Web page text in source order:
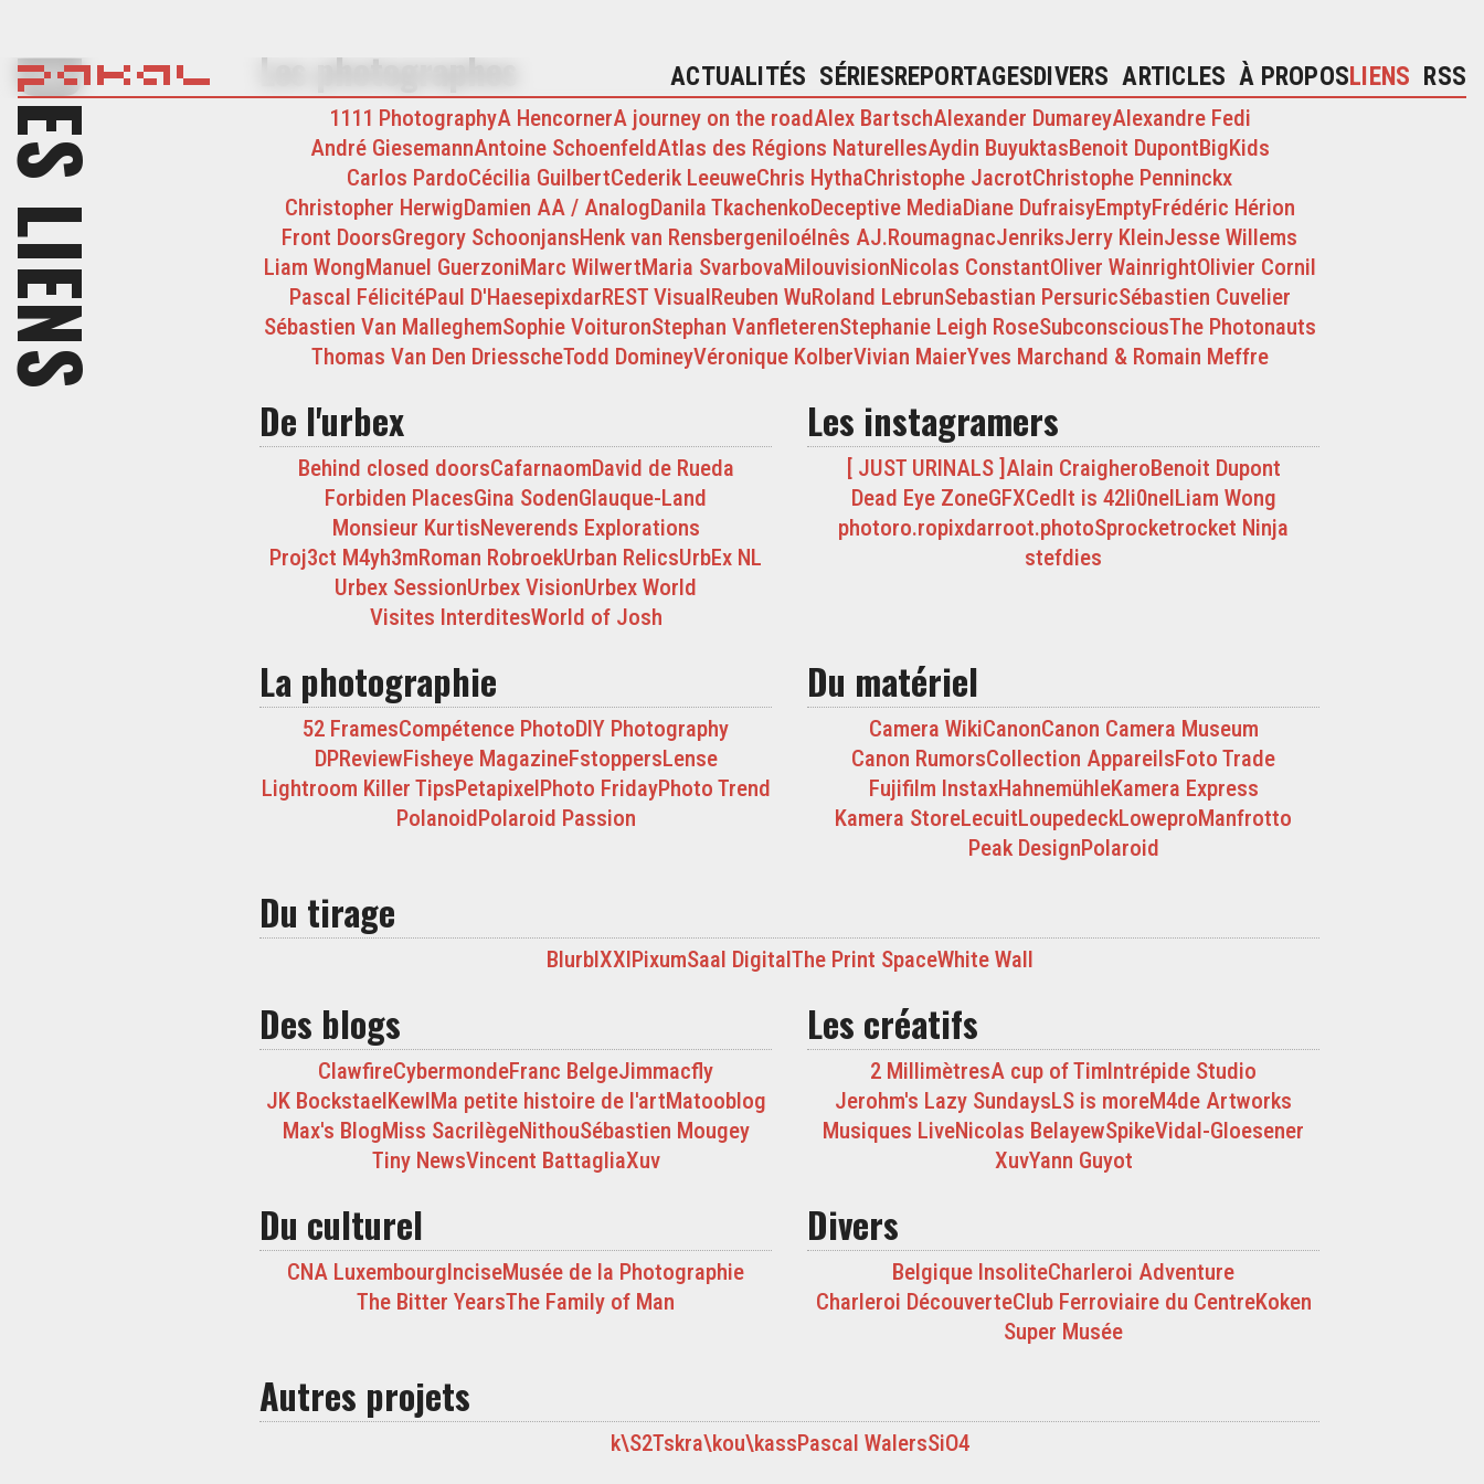
ACTUALITÉS SÉRIESREPORTAGESDIVERS ARTICLES À PROPOSLIENS RSS
Les photographes
1111 PhotographyA HencornerA journey on the roadAlex BartschAlexander DumareyAlexandre Fedi
André GiesemannAntoine SchoenfeldAtlas des Régions NaturellesAydin BuyuktasBenoit DupontBigKids
Carlos PardoCécilia GuilbertCederik LeeuweChris HythaChristophe JacrotChristophe Penninckx
Christopher HerwigDamien AA / AnalogDanila TkachenkoDeceptive MediaDiane DufraisyEmptyFrédéric Hérion
Front DoorsGregory SchoonjansHenk van RensbergeniloéInês AJ.RoumagnacJenriksJerry KleinJesse Willems
Liam WongManuel GuerzoniMarc WilwertMaria SvarbovaMilouvisionNicolas ConstantOliver WainrightOlivier Cornil
Pascal FélicitéPaul D'HaesepixdarREST VisualReuben WuRoland LebrunSebastian PersuricSébastien Cuvelier
Sébastien Van MalleghemSophie VoituronStephan VanfleterenStephanie Leigh RoseSubconsciousThe Photonauts
Thomas Van Den DriesscheTodd DomineyVéronique KolberVivian MaierYves Marchand & Romain Meffre
De l'urbex
Behind closed doorsCafarnaomDavid de Rueda
Forbiden PlacesGina SodenGlauque-Land
Monsieur KurtisNeverends Explorations
Proj3ct M4yh3mRoman RobroekUrban RelicsUrbEx NL
Urbex SessionUrbex VisionUrbex World
Visites InterditesWorld of Josh
Les instagramers
[ JUST URINALS ] Alain CraigheroBenoit Dupont
Dead Eye ZoneGFXCedIt is 42li0nelLiam Wong
photoro.ropixdarroot.photoSprocketrocket Ninja
stefdies
La photographie
52 FramesCompétence PhotoDIY Photography
DPReviewFisheye MagazineFstoppersLense
Lightroom Killer TipsPetapixelPhoto FridayPhoto Trend
PolanoidPolaroid Passion
Du matériel
Camera WikiCanonCanon Camera Museum
Canon RumorsCollection AppareilsFoto Trade
Fujifilm InstaxHahnemühleKamera Express
Kamera StoreLecuitLoupedeckLoweproManfrotto
Peak DesignPolaroid
Du tirage
BlurbIXXIPixumSaal DigitalThe Print SpaceWhite Wall
Des blogs
ClawfireCybermondeFranc BelgeJimmacfly
JK BockstaelKewlMa petite histoire de l'artMatooblog
Max's BlogMiss SacrilègeNithouSébastien Mougey
Tiny NewsVincent BattagliaXuv
Les créatifs
2 MillimètresA cup of TimIntrépide Studio
Jerohm's Lazy SundaysLS is moreM4de Artworks
Musiques LiveNicolas BelayewSpikeVidal-Gloesener
XuvYann Guyot
Du culturel
CNA LuxembourgInciseMusée de la Photographie
The Bitter YearsThe Family of Man
Divers
Belgique InsoliteCharleroi Adventure
Charleroi DécouverteClub Ferroviaire du CentreKoken
Super Musée
Autres projets
k\S2Tskra\kou\kassPascal WalersSiO4